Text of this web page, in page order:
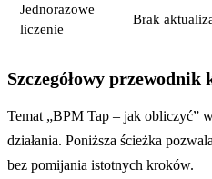
Jednorazowe
liczenie
Brak
Szczegółowy
Temat „BPM Tap – jak obliczyć”
działania. Poniższa ścieżka
bez pomijania istotnych kroków.